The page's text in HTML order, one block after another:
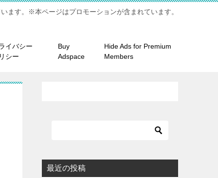
ます。※本ページはプロモーションが含まれています。
イバシー
シー
Buy
Adspace
Hide Ads for Premium
Members
最近の投稿